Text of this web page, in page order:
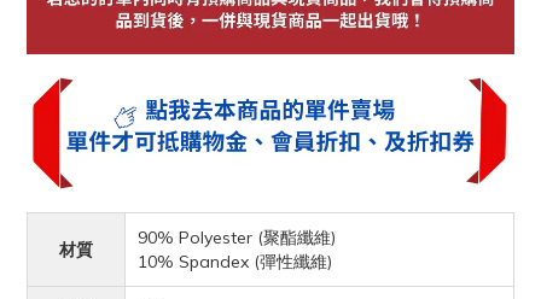
材質
90% Polyester (聚酯纖維)
10% Spandex (彈性纖維)